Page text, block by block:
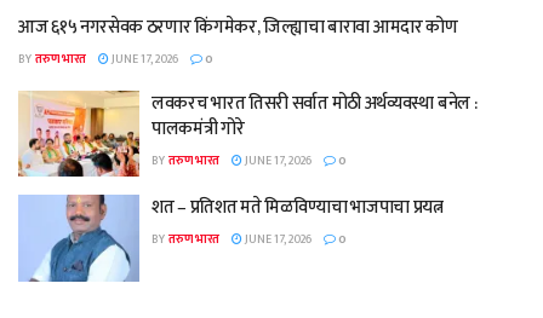
आज ६१५ नगरसेवक ठरणार किंगमेकर, जिल्ह्याचा बारावा आमदार कोण
BYतरुण भारत JUNE 17, 2026 0
लवकरच भारत तिसरी सर्वात मोठी अर्थव्यवस्था बनेल :
पालकमंत्री गोरे
BYतरुण भारत JUNE 17, 2026 0
शत – प्रतिशत मते मिळविण्याचा भाजपाचा प्रयत्न
BYतरुण भारत JUNE 17, 2026 0